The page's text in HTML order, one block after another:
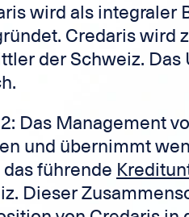
wird als integraler
Credaris wird
der Schweiz.
Das Management
und übernimmt
führende
Dieser